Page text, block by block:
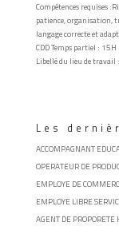
Compétences requises :
patience, organisation,
langage correcte et
CDD Temps partiel : 15H
Libellé du lieu de travail :
Les
ACCOMPAGNANT
OPERATEUR DE
EMPLOYE DE
EMPLOYE LIBRE
AGENT DE PROPORETE